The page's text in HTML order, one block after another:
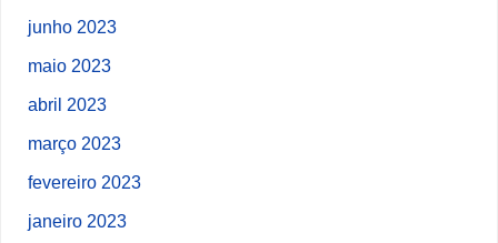
junho 2023
maio 2023
abril 2023
março 2023
fevereiro 2023
janeiro 2023